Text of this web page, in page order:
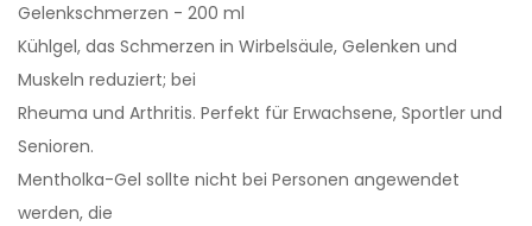
Gelenkschmerzen - 200 ml
Kühlgel, das Schmerzen in Wirbelsäule, Gelenken und
Muskeln reduziert; bei
Rheuma und Arthritis. Perfekt für Erwachsene, Sportler und
Senioren.
Mentholka-Gel sollte nicht bei Personen angewendet
werden, die